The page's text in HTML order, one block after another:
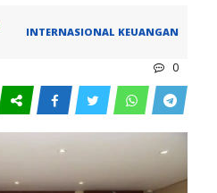
INTERNASIONAL KEUANGAN
0